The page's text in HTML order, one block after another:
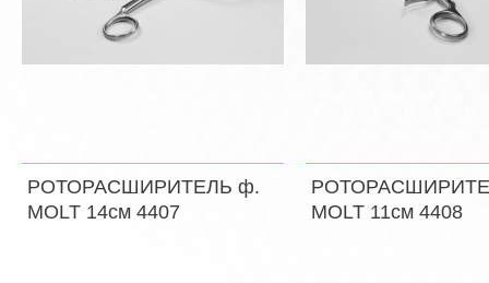
РОТОРАСШИРИТЕЛЬ ф.
MOLT 14см 4407
MOLT 11см 4408